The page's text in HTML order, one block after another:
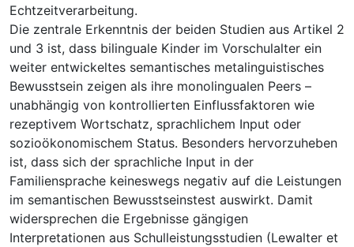
Echtzeitverarbeitung.
Die zentrale Erkenntnis der beiden Studien aus Artikel 2
und 3 ist, dass bilinguale Kinder im Vorschulalter ein
weiter entwickeltes semantisches metalinguistisches
Bewusstsein zeigen als ihre monolingualen Peers –
unabhängig von kontrollierten Einflussfaktoren wie
rezeptivem Wortschatz, sprachlichem Input oder
sozioökonomischem Status. Besonders hervorzuheben
ist, dass sich der sprachliche Input in der
Familiensprache keineswegs negativ auf die Leistungen
im semantischen Bewusstseinstest auswirkt. Damit
widersprechen die Ergebnisse gängigen
Interpretationen aus Schulleistungsstudien (Lewalter et